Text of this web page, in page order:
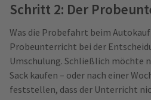
Schritt 2: Der
Was die Probefahrt beim
Probeunterricht bei der
Umschulung. Schließlich möchte
Sack kaufen – oder nach einer
feststellen, dass der Unterricht